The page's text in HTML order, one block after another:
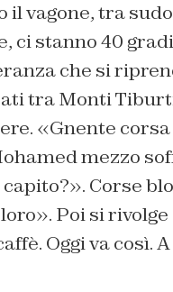
vagone, tra
ci stanno 40
che si
tra Monti
«Gnente corsa
mezzo
Corse
Poi si rivolge
Oggi va così.